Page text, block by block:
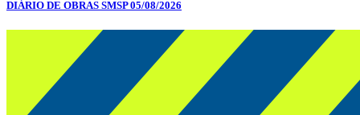
DIÁRIO DE OBRAS SMSP 05/08/2026